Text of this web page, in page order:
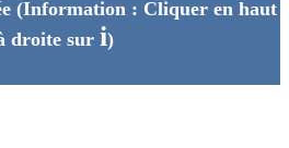
(Information : Cliquer en haut
droite sur i)